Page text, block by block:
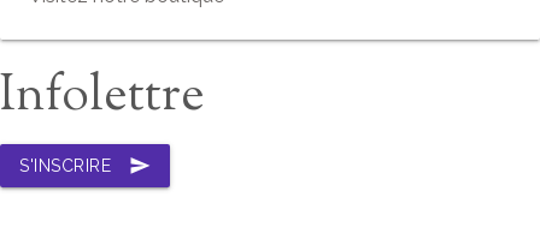
Infolettre
send
S'INSCRIRE